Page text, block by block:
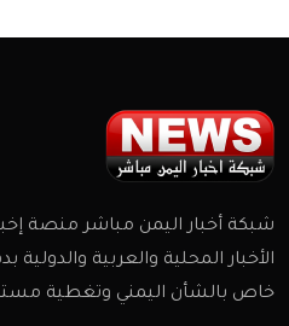
شبكة أخبار اليمن مباشر منصة
الأخبار المحلية والعربية
خاص بالشأن اليمني وتغطية